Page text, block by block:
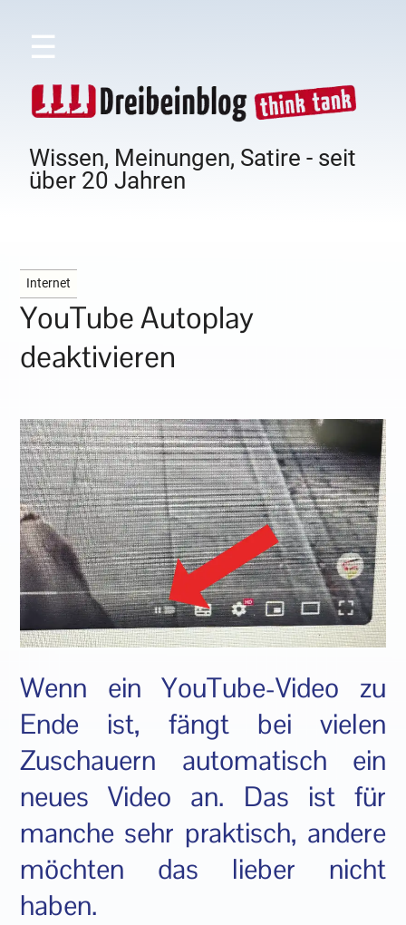
☰
Wissen, Meinungen, Satire - seit
über 20 Jahren
Internet
YouTube Autoplay
deaktivieren
Wenn ein YouTube-Video zu
Ende ist, fängt bei vielen
Zuschauern automatisch ein
neues Video an. Das ist für
manche sehr praktisch, andere
möchten das lieber nicht
haben.